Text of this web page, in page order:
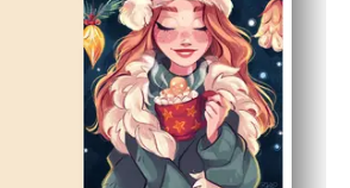
acasă, săli de clasă și prieteni -